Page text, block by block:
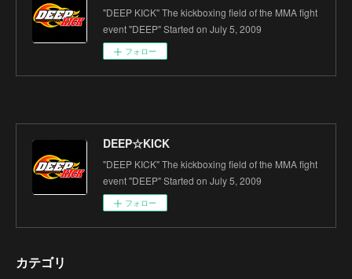
"DEEP KICK" The kickboxing field of the MMA fight
event "DEEP" Started on July 5, 2009
フォロー
DEEP☆KICK
"DEEP KICK" The kickboxing field of the MMA fight
event "DEEP" Started on July 5, 2009
フォロー
カテゴリ